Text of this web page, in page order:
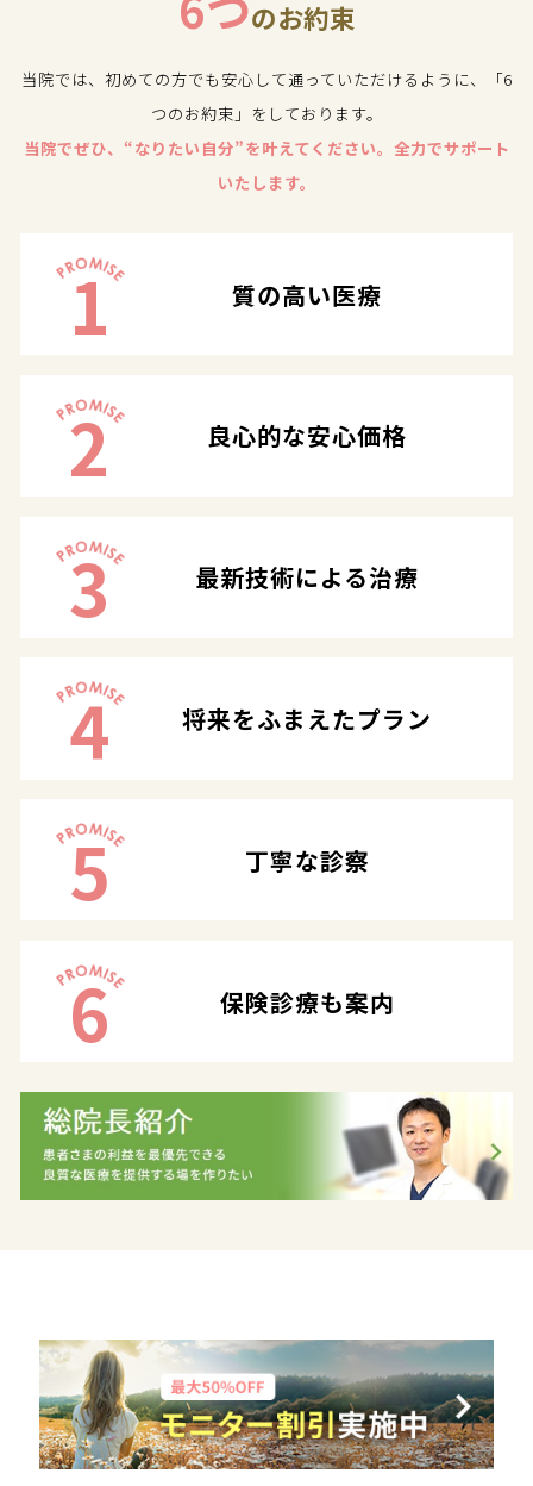
のお約束
当院では、初めての方でも安心して通っていただけるように、「6
つのお約束」をしております。
当院でぜひ、“なりたい自分”を叶えてください。全力でサポート
いたします。
1 質の高い医療
2 良心的な安心価格
3 最新技術による治療
4 将来をふまえたプラン
5 丁寧な診察
6 保険診療も案内